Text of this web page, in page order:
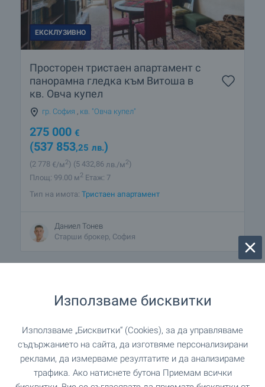
ЕКСКЛУЗИВНО
Просторен тристаен апартамент с
панорамна гледка към Витоша в
кв. Овча купел
гр. София , кв. "Овча купел"
275 000 €
(537 853,25 лв.)
(2 778 €/м2) (5 432,86 лв./м2)
Площ: 99.00 м2 Етаж: 7
Тип на имота: Тристаен апартамент
Даниел Тонев
Старши брокер, София
Използваме бисквитки
Използваме „Бисквитки“ (Cookies), за да управляваме
съдържанието на сайта, да изготвяме персонализирани
реклами, да измерваме резултатите и да анализираме
трафика. Ако натиснете бутона Приемам всички